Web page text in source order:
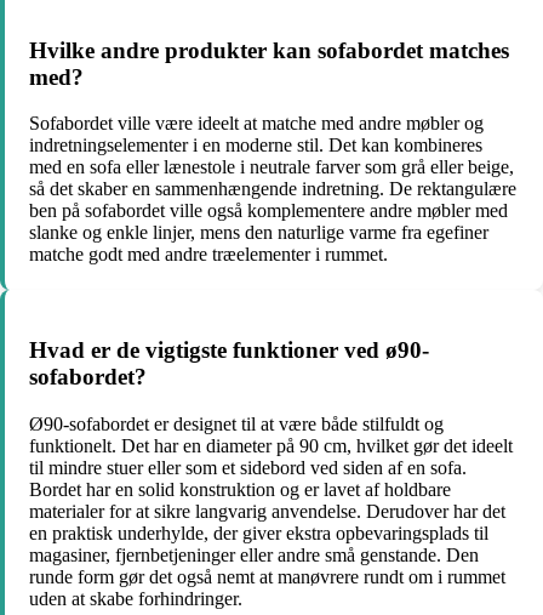
Hvilke andre produkter kan sofabordet matches
med?
Sofabordet ville være ideelt at matche med andre møbler og
indretningselementer i en moderne stil. Det kan kombineres
med en sofa eller lænestole i neutrale farver som grå eller beige,
så det skaber en sammenhængende indretning. De rektangulære
ben på sofabordet ville også komplementere andre møbler med
slanke og enkle linjer, mens den naturlige varme fra egefiner
matche godt med andre træelementer i rummet.
Hvad er de vigtigste funktioner ved ø90-
sofabordet?
Ø90-sofabordet er designet til at være både stilfuldt og
funktionelt. Det har en diameter på 90 cm, hvilket gør det ideelt
til mindre stuer eller som et sidebord ved siden af en sofa.
Bordet har en solid konstruktion og er lavet af holdbare
materialer for at sikre langvarig anvendelse. Derudover har det
en praktisk underhylde, der giver ekstra opbevaringsplads til
magasiner, fjernbetjeninger eller andre små genstande. Den
runde form gør det også nemt at manøvrere rundt om i rummet
uden at skabe forhindringer.